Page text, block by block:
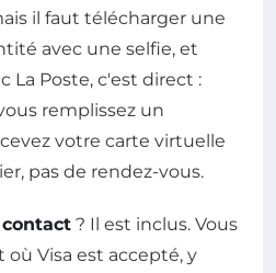
il faut télécharger une
avec une selfie, et
La Poste, c'est direct :
remplissez un
votre carte virtuelle
pas de rendez-vous.
? Il est inclus. Vous
Visa est accepté, y